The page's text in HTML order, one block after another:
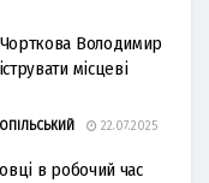
Володимир
місцеві
22.07.2025
в робочий час